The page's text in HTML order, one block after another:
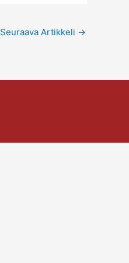
Seuraava Artikkeli →